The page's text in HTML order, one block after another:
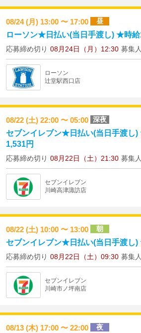
08/24 (月) 13:00 〜 17:00 昼
ローソン★日払い(当日手渡し) ★時給
応募締め切り 08月24日（月）12:30 募集
ローソン
辻堂駅西口店
08/22 (土) 22:00 〜 05:00 深夜
セブンイレブン★日払い(当日手渡し
1,531円
応募締め切り 08月22日（土）21:30 募集
セブンイレブン
川崎高津諏訪店
08/22 (土) 10:00 〜 13:00 朝
セブンイレブン★日払い(当日手渡し
応募締め切り 08月22日（土）09:30 募集
セブンイレブン
川崎市ノ坪南店
08/13 (木) 17:00 〜 22:00 夜